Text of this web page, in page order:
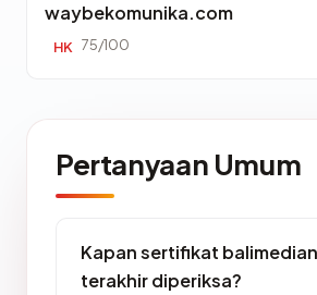
waybekomunika.com
HK 75/100
Pertanyaan Umum
Kapan sertifikat
terakhir diperiksa?